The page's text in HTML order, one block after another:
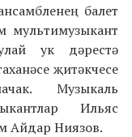
балет
мультимузыкант
ук дәрестә
җитәкчесе
Музыкаль
Ильяс
Айдар Ниязов.